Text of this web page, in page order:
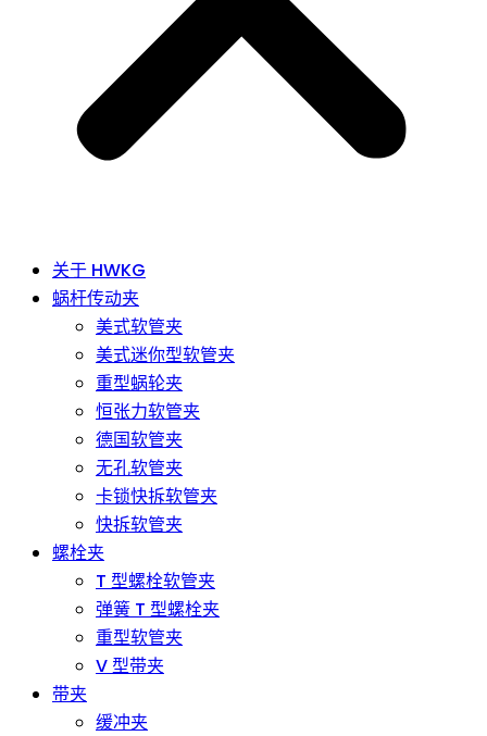
关于 HWKG
蜗杆传动夹
美式软管夹
美式迷你型软管夹
重型蜗轮夹
恒张力软管夹
德国软管夹
无孔软管夹
卡锁快拆软管夹
快拆软管夹
螺栓夹
T 型螺栓软管夹
弹簧 T 型螺栓夹
重型软管夹
V 型带夹
带夹
缓冲夹